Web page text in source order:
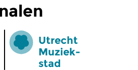
Utrecht
Muziek­
stad